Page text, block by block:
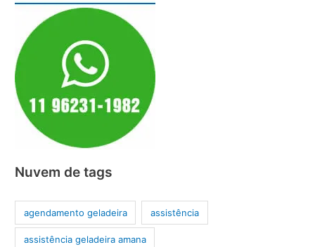
Nuvem de tags
agendamento geladeira assistência
assistência geladeira amana